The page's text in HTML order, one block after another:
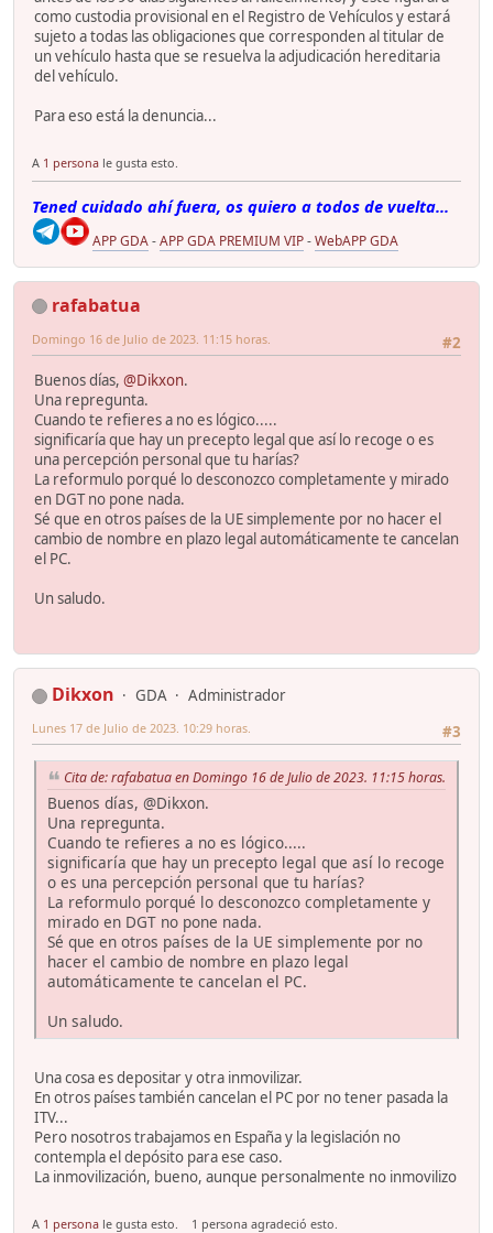
como custodia provisional en el Registro de Vehículos y estará
sujeto a todas las obligaciones que corresponden al titular de
un vehículo hasta que se resuelva la adjudicación hereditaria
del vehículo.
Para eso está la denuncia...
A 1 persona le gusta esto.
Tened cuidado ahí fuera, os quiero a todos de vuelta...
APP GDA-APP GDA PREMIUM VIP-WebAPP GDA
rafabatua
#2
Domingo 16 de Julio de 2023. 11:15 horas.
Buenos días, @Dikxon.
Una repregunta.
Cuando te refieres a no es lógico.....
significaría que hay un precepto legal que así lo recoge o es
una percepción personal que tu harías?
La reformulo porqué lo desconozco completamente y mirado
en DGT no pone nada.
Sé que en otros países de la UE simplemente por no hacer el
cambio de nombre en plazo legal automáticamente te cancelan
el PC.
Un saludo.
Dikxon GDA
Administrador
#3
Lunes 17 de Julio de 2023. 10:29 horas.
Cita de: rafabatua en Domingo 16 de Julio de 2023. 11:15 horas.
Buenos días, @Dikxon.
Una repregunta.
Cuando te refieres a no es lógico.....
significaría que hay un precepto legal que así lo recoge
o es una percepción personal que tu harías?
La reformulo porqué lo desconozco completamente y
mirado en DGT no pone nada.
Sé que en otros países de la UE simplemente por no
hacer el cambio de nombre en plazo legal
automáticamente te cancelan el PC.
Un saludo.
Una cosa es depositar y otra inmovilizar.
En otros países también cancelan el PC por no tener pasada la
ITV...
Pero nosotros trabajamos en España y la legislación no
contempla el depósito para ese caso.
La inmovilización, bueno, aunque personalmente no inmovilizo
A 1 persona le gusta esto. 1 persona agradeció esto.